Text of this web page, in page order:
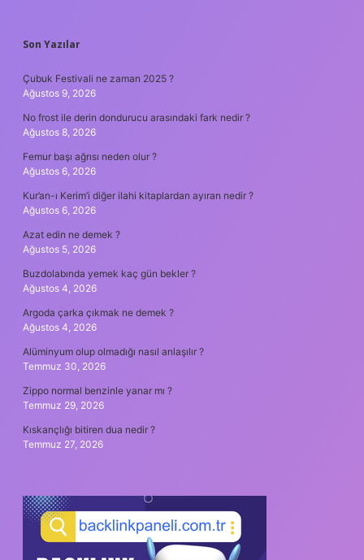
SIDEBAR
Son Yazılar
Çubuk Festivali ne zaman 2025 ?
Ağustos 9, 2026
No frost ile derin dondurucu arasındaki fark nedir ?
Ağustos 8, 2026
Femur başı ağrısı neden olur ?
Ağustos 6, 2026
Kur’an-ı Kerim’i diğer ilahi kitaplardan ayıran nedir ?
Ağustos 6, 2026
Azat edin ne demek ?
Ağustos 5, 2026
Buzdolabında yemek kaç gün bekler ?
Ağustos 4, 2026
Argoda çarka çıkmak ne demek ?
Ağustos 4, 2026
Alüminyum olup olmadığı nasıl anlaşılır ?
Temmuz 30, 2026
Zippo normal benzinle yanar mı ?
Temmuz 29, 2026
Kıskançlığı bitiren dua nedir ?
Temmuz 27, 2026